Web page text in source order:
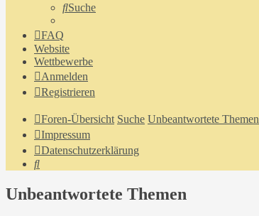
Suche
FAQ
Website
Wettbewerbe
Anmelden
Registrieren
Foren-Übersicht Suche Unbeantwortete Themen
Impressum
Datenschutzerklärung
Suche
Unbeantwortete Themen